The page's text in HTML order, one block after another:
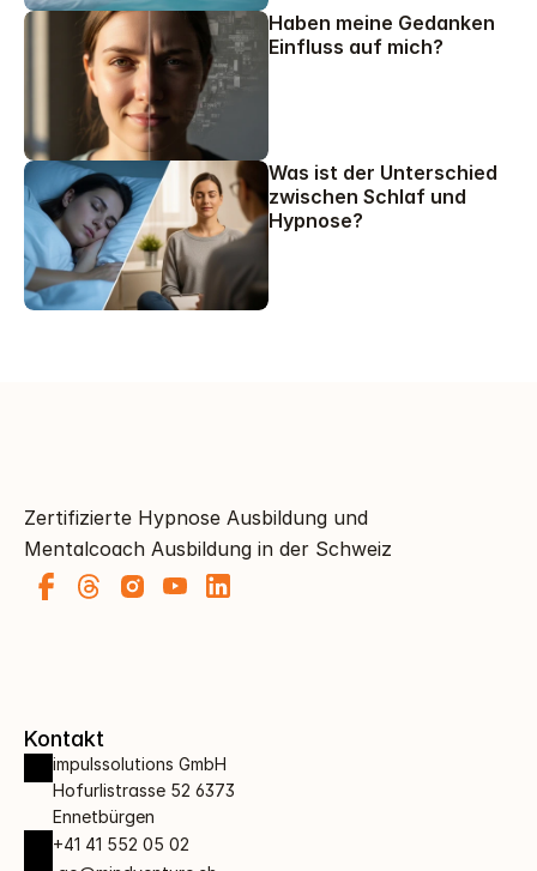
Haben meine Gedanken
Einfluss auf mich?
Was ist der Unterschied
zwischen Schlaf und
Hypnose?
Zertifizierte Hypnose Ausbildung und
Mentalcoach Ausbildung in der Schweiz
Kontakt
impulssolutions GmbH
Hofurlistrasse 52 6373
Ennetbürgen
+41 41 552 05 02